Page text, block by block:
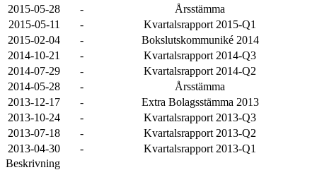
2015-05-28
-
Årsstämma
2015-05-11
-
Kvartalsrapport 2015-Q1
2015-02-04
-
Bokslutskommuniké 2014
2014-10-21
-
Kvartalsrapport 2014-Q3
2014-07-29
-
Kvartalsrapport 2014-Q2
2014-05-28
-
Årsstämma
2013-12-17
-
Extra Bolagsstämma 2013
2013-10-24
-
Kvartalsrapport 2013-Q3
2013-07-18
-
Kvartalsrapport 2013-Q2
2013-04-30
-
Kvartalsrapport 2013-Q1
Beskrivning